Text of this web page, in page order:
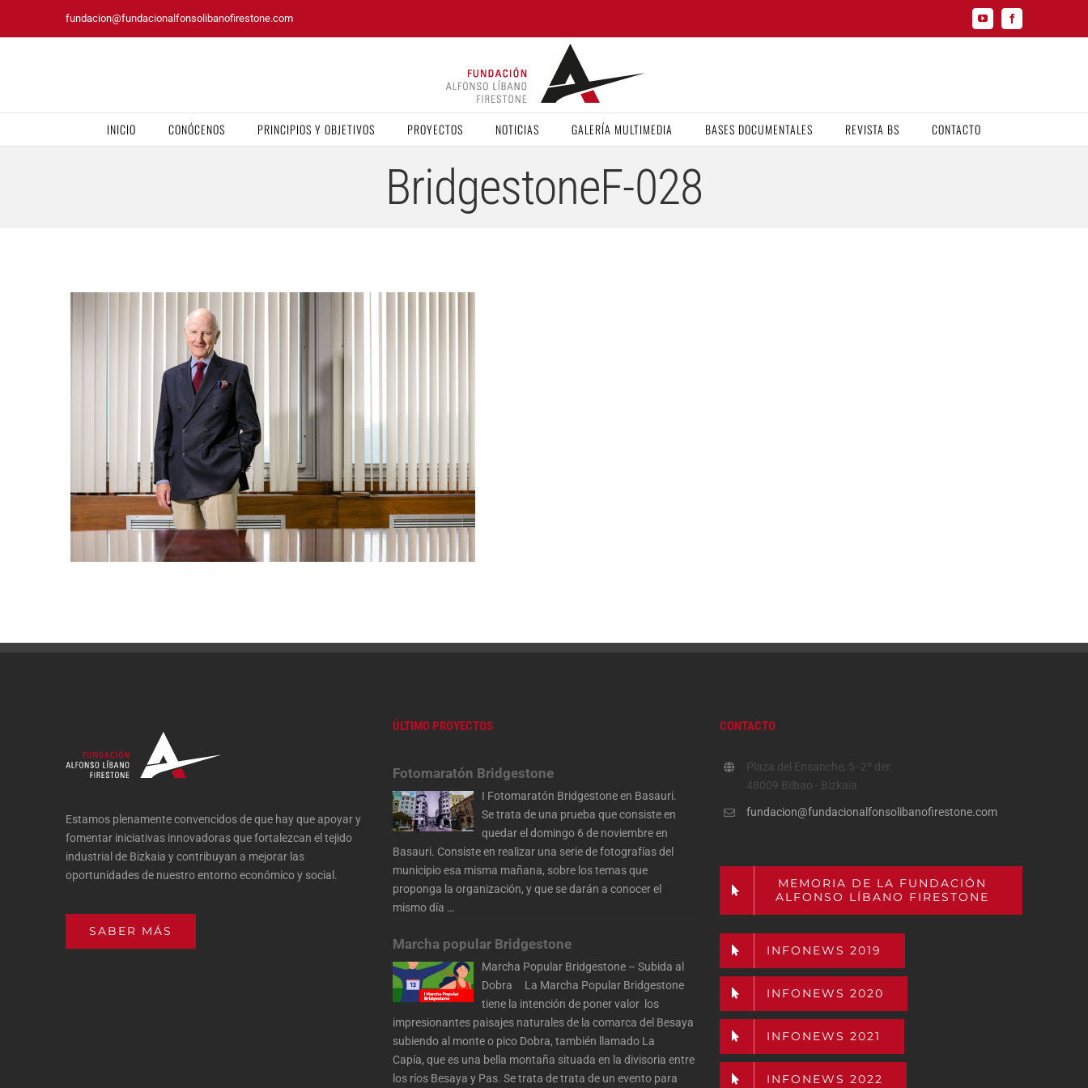
fundacion@fundacionalfonsolibanofirestone.com YouTubeFacebook
INICIO CONÓCENOS PRINCIPIOS Y OBJETIVOS PROYECTOS NOTICIAS GALERÍA MULTIMEDIA BASES DOCUMENTALES REVISTA BS CONTACTO
BridgestoneF-028
Estamos plenamente convencidos de que hay que apoyar y
fomentar iniciativas innovadoras que fortalezcan el tejido
industrial de Bizkaia y contribuyan a mejorar las
oportunidades de nuestro entorno económico y social.
SABER MÁS
ÚLTIMO PROYECTOS
Fotomaratón Bridgestone
I Fotomaratón Bridgestone en Basauri.
Se trata de una prueba que consiste en
quedar el domingo 6 de noviembre en
Basauri. Consiste en realizar una serie de fotografías del
municipio esa misma mañana, sobre los temas que
proponga la organización, y que se darán a conocer el
mismo día …
Marcha popular Bridgestone
Marcha Popular Bridgestone – Subida al
Dobra La Marcha Popular Bridgestone
tiene la intención de poner valor los
impresionantes paisajes naturales de la comarca del Besaya
subiendo al monte o pico Dobra, también llamado La
Capía, que es una bella montaña situada en la divisoria entre
los ríos Besaya y Pas. Se trata de trata de un evento para
CONTACTO
Plaza del Ensanche, 5- 2º der.
48009 Bilbao - Bizkaia
fundacion@fundacionalfonsolibanofirestone.com
MEMORIA DE LA FUNDACIÓN
ALFONSO LÍBANO FIRESTONE
INFONEWS 2019
INFONEWS 2020
INFONEWS 2021
INFONEWS 2022